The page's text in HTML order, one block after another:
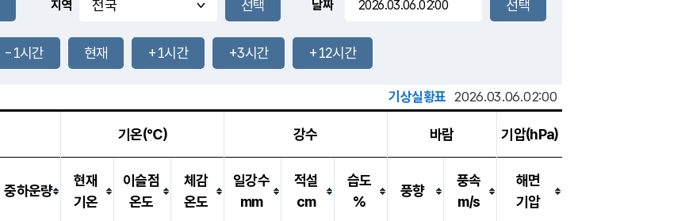
-mm
-mm
31.3
℃
31.5℃
1.6m/s
-mm
-mm
지역 날짜
-1시간 현재 +1시간 +3시간 +12시간
기상실황표 2026.03.06.02:00
기온(℃) 강수 바람 기압(hPa)
중하운량
현재
기온
이슬점
온도
체감
온도
일강수
mm
적설
cm
습도
%
풍향
풍속
m/s
해면
기압